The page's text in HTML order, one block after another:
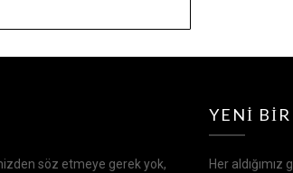
söz etmeye gerek yok,
YENI
Her